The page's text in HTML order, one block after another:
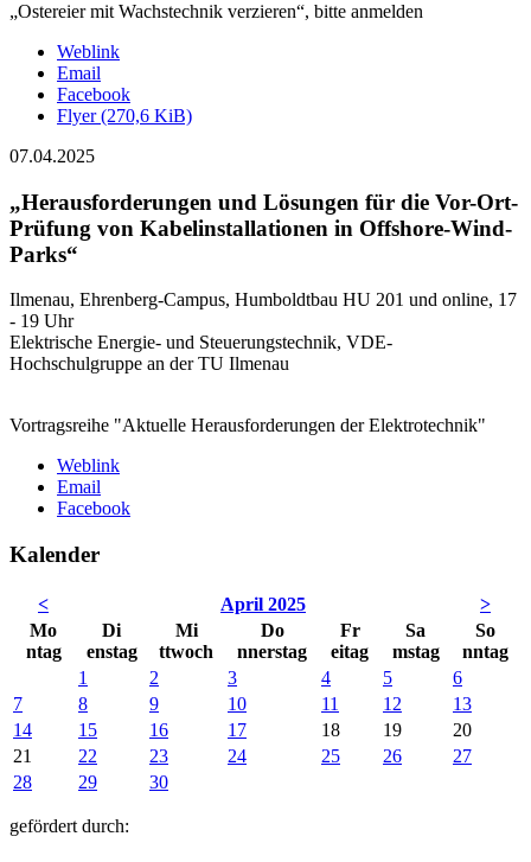
„Ostereier mit Wachstechnik verzieren“, bitte anmelden
Weblink
Email
Facebook
Flyer(270,6 KiB)
07.04.2025
„Herausforderungen und Lösungen für die Vor-Ort-
Prüfung von Kabelinstallationen in Offshore-Wind-
Parks“
Ilmenau, Ehrenberg-Campus, Humboldtbau HU 201 und online, 17
- 19 Uhr
Elektrische Energie- und Steuerungstechnik, VDE-
Hochschulgruppe an der TU Ilmenau
Vortragsreihe "Aktuelle Herausforderungen der Elektrotechnik"
Weblink
Email
Facebook
Kalender
< April 2025
>
Mo
ntag
Di
enstag
Mi
ttwoch
Do
nnerstag
Fr
eitag
Sa
mstag
So
nntag
1
2 3 4 5
6
7
8 9 10 11 12
13
14
15 16 17 18 19
20
21
22 23 24 25 26
27
28
29 30
gefördert durch: